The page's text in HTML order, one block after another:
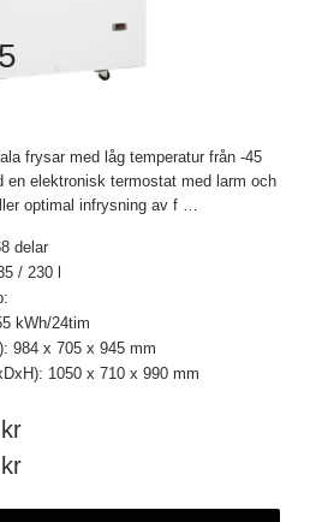
frysar med låg temperatur från -45
en elektronisk termostat med larm och
optimal infrysning av f …
delar
/ 230 l
kWh/24tim
984 x 705 x 945 mm
1050 x 710 x 990 mm